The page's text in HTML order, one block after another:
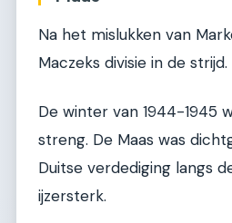
Na het mislukken van
Maczeks divisie in de strijd.
De winter van 1944-1945
streng. De Maas was
Duitse verdediging langs
ijzersterk.